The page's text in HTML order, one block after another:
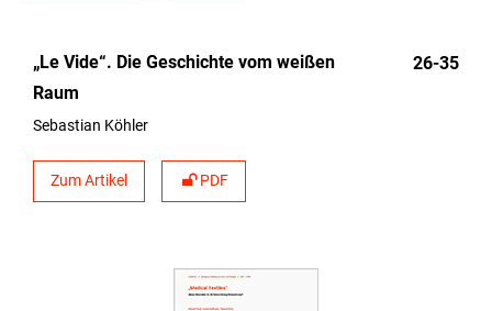
„Le Vide“. Die Geschichte vom weißen
Raum
Sebastian Köhler
Zum Artikel PDF
26-35